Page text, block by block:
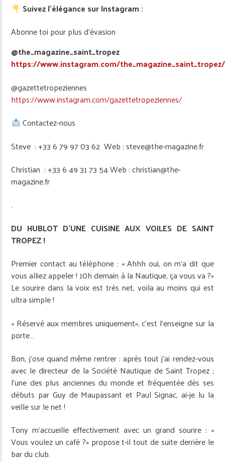
Suivez l’élégance sur Instagram :
Abonne toi pour plus d’évasion
@the_magazine_saint_tropez
https://www.instagram.com/the_magazine_saint_tropez/
@gazettetropeziennes
https://www.instagram.com/gazettetropeziennes/
Contactez-nous
Steve : +33 6 79 97 03 62 Web : steve@the-magazine.fr
Christian : +33 6 49 31 73 54 Web : christian@the-
magazine.fr
.
DU HUBLOT D’UNE CUISINEAUX VOILES DE SAINT
TROPEZ !
Premier contact au téléphone : « Ahhh oui, on m’a dit que
vous alliez appeler ! 10h demain à la Nautique, ça vous va ?»
Le sourire dans la voix est très net, voila au moins qui est
ultra simple !
« Réservé aux membres uniquement», c’est l’enseigne sur la
porte…
Bon, j’ose quand même rentrer : après tout j’ai rendez-vous
avec le directeur de la Société Nautique de Saint Tropez ;
l’une des plus anciennes du monde et fréquentée dès ses
débuts par Guy de Maupassant et Paul Signac, ai-je lu la
veille sur le net !
Tony m’accueille effectivement avec un grand sourire : «
Vous voulez un café ?» propose t-il tout de suite derrière le
bar du club.